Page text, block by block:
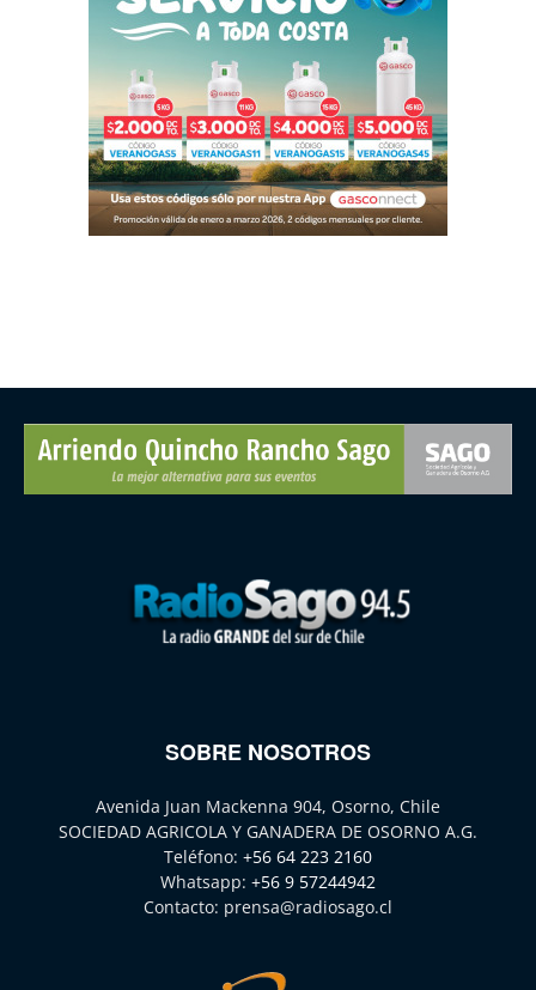
SOBRE NOSOTROS
Avenida Juan Mackenna 904, Osorno, Chile
SOCIEDAD AGRICOLA Y GANADERA DE OSORNO A.G.
Teléfono: +56 64 223 2160
Whatsapp: +56 9 57244942
Contacto: prensa@radiosago.cl